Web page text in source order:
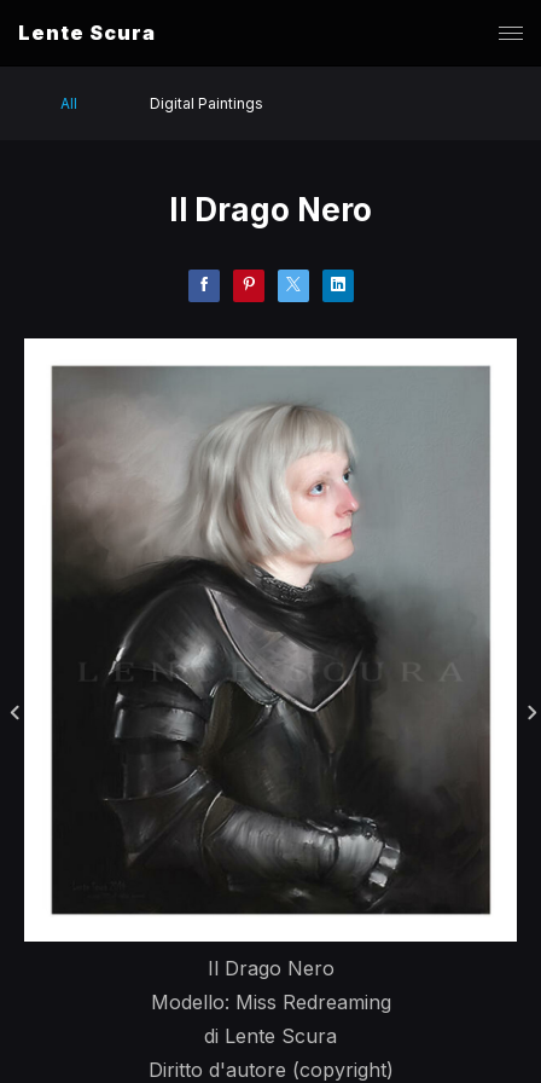
Lente Scura
All Digital Paintings
Il Drago Nero
Il Drago Nero
Modello: Miss Redreaming
di Lente Scura
Diritto d'autore (copyright)